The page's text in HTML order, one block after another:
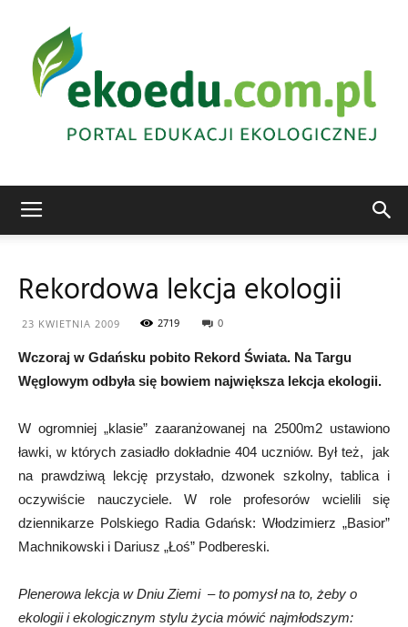
ekologiczna
Abrys
Rekordowa lekcja ekologii
23 KWIETNIA 2009 2719 0
Wczoraj w Gdańsku pobito Rekord Świata. Na Targu
Węglowym odbyła się bowiem największa lekcja ekologii.
W ogromniej „klasie” zaaranżowanej na 2500m2 ustawiono
ławki, w których zasiadło dokładnie 404 uczniów. Był też, jak
na prawdziwą lekcję przystało, dzwonek szkolny, tablica i
oczywiście nauczyciele. W role profesorów wcielili się
dziennikarze Polskiego Radia Gdańsk: Włodzimierz „Basior”
Machnikowski i Dariusz „Łoś” Podbereski.
Plenerowa lekcja w Dniu Ziemi –to pomysł na to, żeby o
ekologii i ekologicznym stylu życia mówić najmłodszym: